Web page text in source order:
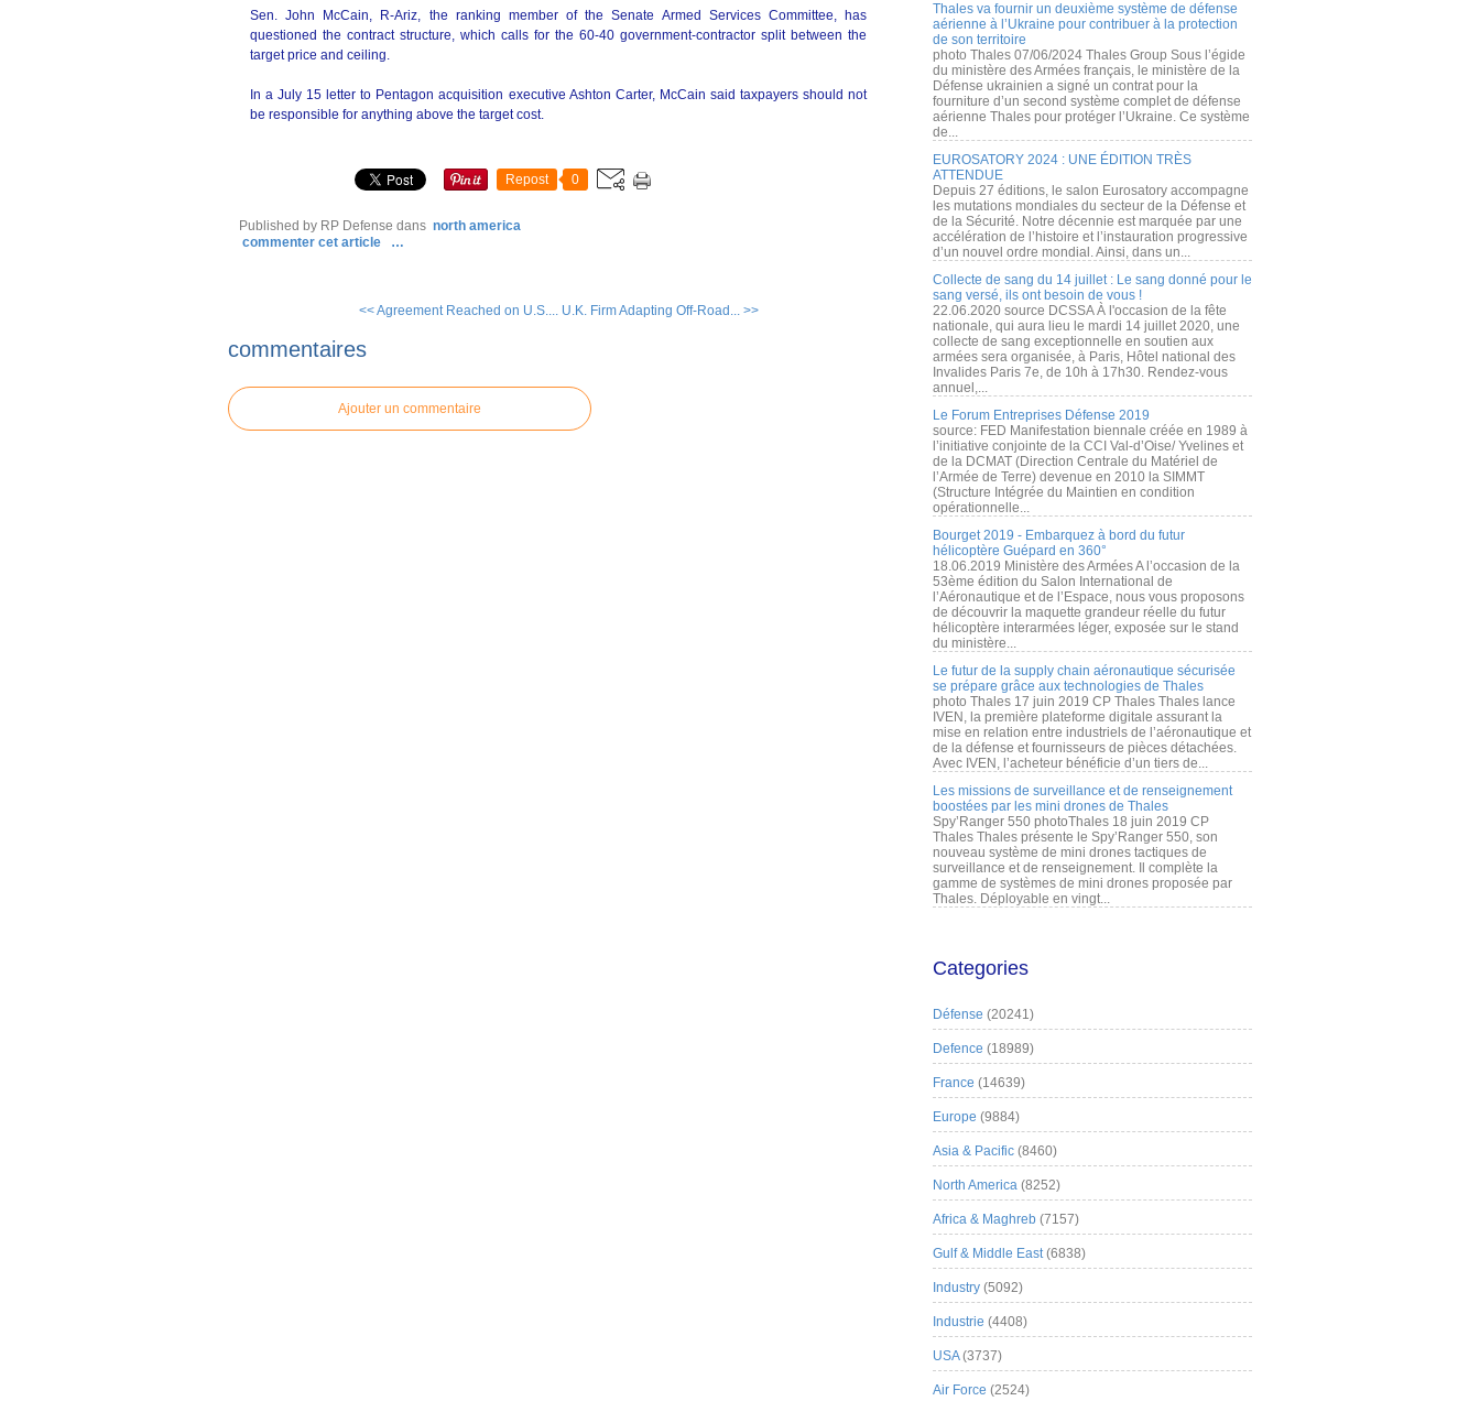
Sen. John McCain, R-Ariz, the ranking member of the Senate Armed Services Committee, has
questioned the contract structure, which calls for the 60-40 government-contractor split between the
target price and ceiling.
In a July 15 letter to Pentagon acquisition executive Ashton Carter, McCain said taxpayers should not
be responsible for anything above the target cost.
Repost 0
Published by RP Defense dans north america
commenter cet article
…
<< Agreement Reached on U.S.... U.K. Firm Adapting Off-Road... >>
commentaires
Ajouter un commentaire
Thales va fournir un deuxième système de défense
aérienne à l’Ukraine pour contribuer à la protection
de son territoire
photo Thales 07/06/2024 Thales Group Sous l’égide
du ministère des Armées français, le ministère de la
Défense ukrainien a signé un contrat pour la
fourniture d’un second système complet de défense
aérienne Thales pour protéger l’Ukraine. Ce système
de...
EUROSATORY 2024 : UNE ÉDITION TRÈS
ATTENDUE
Depuis 27 éditions, le salon Eurosatory accompagne
les mutations mondiales du secteur de la Défense et
de la Sécurité. Notre décennie est marquée par une
accélération de l’histoire et l’instauration progressive
d’un nouvel ordre mondial. Ainsi, dans un...
Collecte de sang du 14 juillet : Le sang donné pour le
sang versé, ils ont besoin de vous !
22.06.2020 source DCSSA À l'occasion de la fête
nationale, qui aura lieu le mardi 14 juillet 2020, une
collecte de sang exceptionnelle en soutien aux
armées sera organisée, à Paris, Hôtel national des
Invalides Paris 7e, de 10h à 17h30. Rendez-vous
annuel,...
Le Forum Entreprises Défense 2019
source: FED Manifestation biennale créée en 1989 à
l’initiative conjointe de la CCI Val-d’Oise/ Yvelines et
de la DCMAT (Direction Centrale du Matériel de
l’Armée de Terre) devenue en 2010 la SIMMT
(Structure Intégrée du Maintien en condition
opérationnelle...
Bourget 2019 - Embarquez à bord du futur
hélicoptère Guépard en 360°
18.06.2019 Ministère des Armées A l’occasion de la
53ème édition du Salon International de
l’Aéronautique et de l’Espace, nous vous proposons
de découvrir la maquette grandeur réelle du futur
hélicoptère interarmées léger, exposée sur le stand
du ministère...
Le futur de la supply chain aéronautique sécurisée
se prépare grâce aux technologies de Thales
photo Thales 17 juin 2019 CP Thales Thales lance
IVEN, la première plateforme digitale assurant la
mise en relation entre industriels de l’aéronautique et
de la défense et fournisseurs de pièces détachées.
Avec IVEN, l’acheteur bénéficie d’un tiers de...
Les missions de surveillance et de renseignement
boostées par les mini drones de Thales
Spy’Ranger 550 photoThales 18 juin 2019 CP
Thales Thales présente le Spy’Ranger 550, son
nouveau système de mini drones tactiques de
surveillance et de renseignement. Il complète la
gamme de systèmes de mini drones proposée par
Thales. Déployable en vingt...
Categories
Défense (20241)
Defence (18989)
France (14639)
Europe (9884)
Asia & Pacific (8460)
North America (8252)
Africa & Maghreb (7157)
Gulf & Middle East(6838)
Industry (5092)
Industrie (4408)
USA(3737)
Air Force (2524)